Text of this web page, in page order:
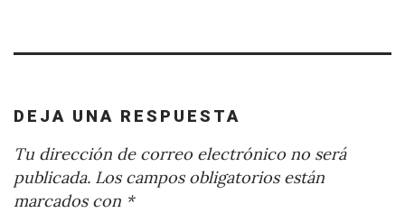
DEJA UNA RESPUESTA
Tu dirección de correo electrónico no será
publicada. Los campos obligatorios están
marcados con *